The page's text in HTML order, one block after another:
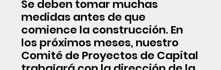
Se deben tomar muchas
medidas antes de que
comience la construcción. En
los próximos meses, nuestro
Comité de Proyectos de Capital